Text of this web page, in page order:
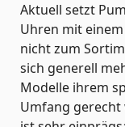
Aktuell setzt
Uhren mit
nicht zum
sich generell
Modelle ihrem
Umfang